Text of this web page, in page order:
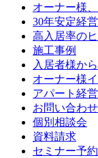
オーナー様
30年安定経営
高入居率の
施工事例
入居者様か
オーナー様
アパート経
お問い合わせ
個別相談会
資料請求
セミナー予